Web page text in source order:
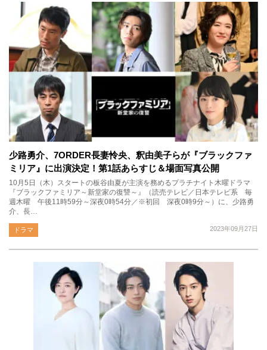
少路勇介、7ORDER長妻怜央、釈由美子らが『ブラックファ
ミリア』に出演決定！第1話あらすじ＆場面写真公開
10月5日（木）スタートの板谷由夏が主演を務めるプラチナイト木曜ドラマ
『ブラックファミリア～新堂家の復讐～』（読売テレビ／日本テレビ系 毎
週木曜 午後11時59分～深夜0時54分／※初回 深夜0時9分～）に、少路勇
介、長…
2023年09月27日
ドラマ